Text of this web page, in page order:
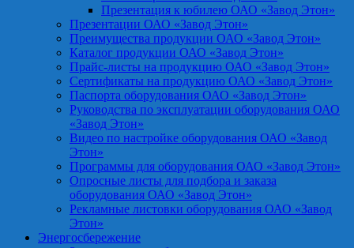
Презентация к юбилею ОАО «Завод Этон»
Презентации ОАО «Завод Этон»
Преимущества продукции ОАО «Завод Этон»
Каталог продукции ОАО «Завод Этон»
Прайс-листы на продукцию ОАО «Завод Этон»
Сертификаты на продукцию ОАО «Завод Этон»
Паспорта оборудования ОАО «Завод Этон»
Руководства по эксплуатации оборудования ОАО
«Завод Этон»
Видео по настройке оборудования ОАО «Завод
Этон»
Программы для оборудования ОАО «Завод Этон»
Опросные листы для подбора и заказа
оборудования ОАО «Завод Этон»
Рекламные листовки оборудования ОАО «Завод
Этон»
Энергосбережение